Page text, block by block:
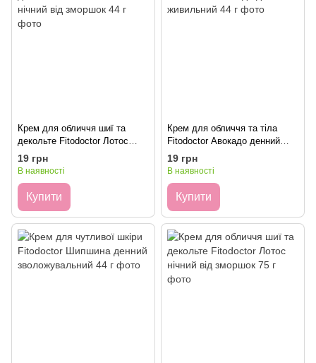
Крем для обличчя шиї та
декольте Fitodoctor Лотос
нічний від зморшок 44 г
19 грн
В наявності
Купити
Крем для обличчя та тіла
Fitodoctor Авокадо денний
живильний 44 г
19 грн
В наявності
Купити